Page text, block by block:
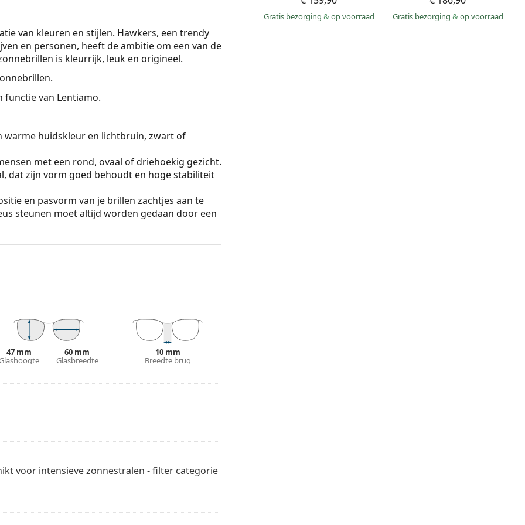
Gratis bezorging & op voorraad Gratis bezorging & op voorraad
van kleuren en stijlen. Hawkers, een trendy
en personen, heeft de ambitie om een van de
is kleurrijk, leuk en origineel.
functie van Lentiamo.
huidskleur en lichtbruin, zwart of
met een rond, ovaal of driehoekig gezicht.
dat zijn vorm goed behoudt en hoge stabiliteit
en pasvorm van je brillen zachtjes aan te
steunen moet altijd worden gedaan door een
zonder het contrast te beïnvloeden of de
voordelen het lichte gewicht en de
bescherming biedt tegen zonlicht. De glazen
3 (lichttransmissie 8 – 18% ). Ze zijn
strand of in de stad.
stijlen van populaire merken.
47 mm 60 mm
Glasbreedte
10 mm
Breedte brug
voor intensieve zonnestralen - filter categorie